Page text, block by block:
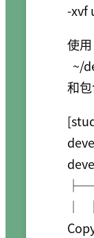
-xvf
使用
~/
和
│